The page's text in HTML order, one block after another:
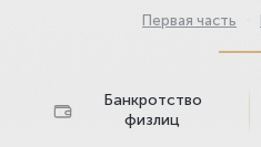
Первая часть
Банкротство
физлиц